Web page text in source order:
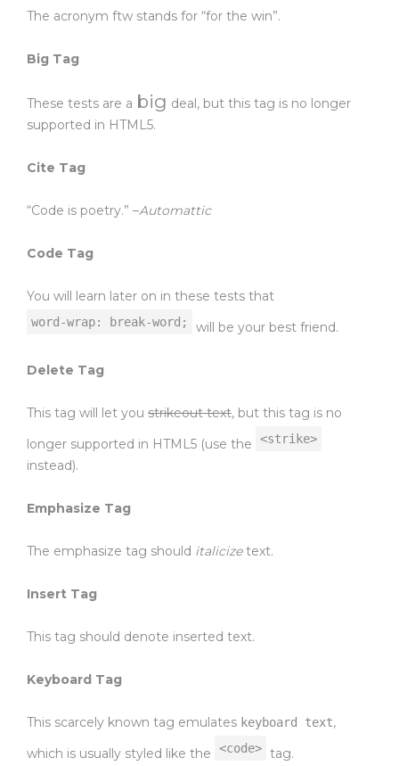
The acronym ftw stands for “for the win”.
Big Tag
These tests are a big deal, but this tag is no longer
supported in HTML5.
Cite Tag
“Code is poetry.” –Automattic
Code Tag
You will learn later on in these tests that
word-wrap: break-word; will be your best friend.
Delete Tag
This tag will let you strikeout text, but this tag is no
longer supported in HTML5 (use the
<strike>
instead).
Emphasize Tag
The emphasize tag should italicizetext.
Insert Tag
This tag should denote inserted text.
Keyboard Tag
This scarcely known tag emulates keyboard text,
which is usually styled like the
<code> tag.